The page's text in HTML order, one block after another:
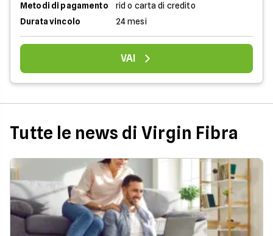
Metodi di pagamento
rid o carta di credito
Durata vincolo
24 mesi
VAI
Tutte le news di Virgin Fibra